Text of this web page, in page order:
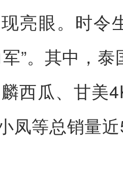
亮眼。时令
”。其中，泰
西瓜、甘美
凤等总销量近